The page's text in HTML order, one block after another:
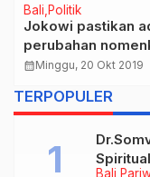
pastikan ada
nomenklatur
kabinet barunya
20 Okt 2019
TERPOPULER
Bali